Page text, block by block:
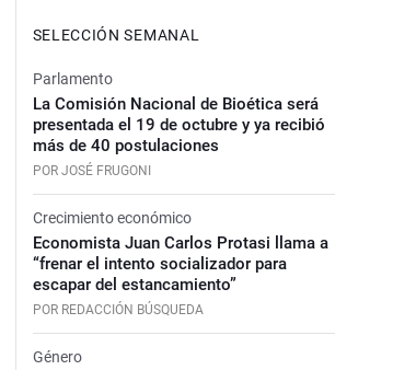
SELECCIÓN SEMANAL
Parlamento
La Comisión Nacional de Bioética será
presentada el 19 de octubre y ya recibió
más de 40 postulaciones
POR JOSÉ FRUGONI
Crecimiento económico
Economista Juan Carlos Protasi llama a
“frenar el intento socializador para
escapar del estancamiento”
POR REDACCIÓN BÚSQUEDA
Género